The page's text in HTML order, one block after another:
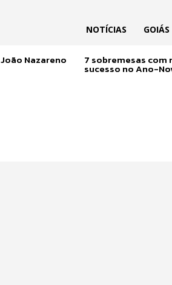
NOTÍCIAS GOIÁS
Nazareno 7 sobremesas com
sucesso no Ano-